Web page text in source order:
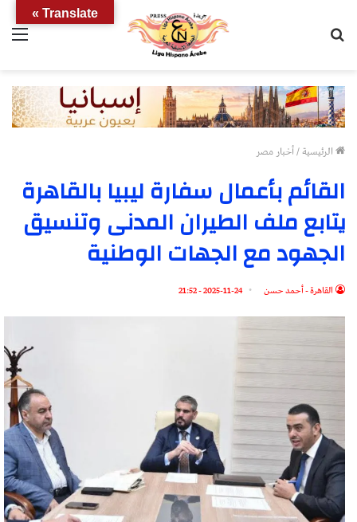
الرئيسية/أخبار مصر
القائم بأعمال سفارة ليبيا بالقاهرة
يتابع ملف الطيران المدنى وتنسيق
الجهود مع الجهات الوطنية
القاهرة - أحمد حسن 2025-11-24 - 21:52
Translate »